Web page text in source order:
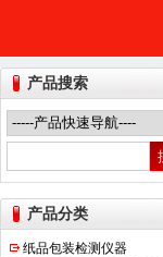
山东德瑞克仪器股份有限公司
产品搜索
产品分类
纸品包装检测仪器